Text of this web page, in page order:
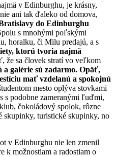
v Edinburghu, je krásny,
ani tak ďaleko od domova,
do Edinburghu
s mnohými poľskými
horalku, či Milu predajú, a s
ktorú tvoria najmä
že sa človek stratí vo veľkom
a galérie sú zadarmo. Opäť,
mať vzdelanú a spokojnú
mesto oplýva stovkami
s podobne zameranými ľuďmi,
čokoládový spolok, rôzne
skupinky, turistické skupinky, no
v Edinburghu nie len zmenil
k možnostiam a radostiam o